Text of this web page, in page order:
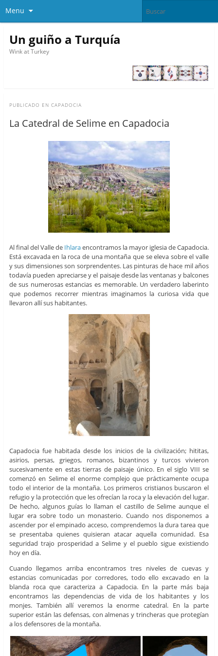
Menu
Un guiño a Turquía
Wink at Turkey
PUBLICADO EN CAPADOCIA
La Catedral de Selime en Capadocia
Al final del Valle de Ihlaraencontramos la mayor iglesia de Capadocia.
Está excavada en la roca de una montaña que se eleva sobre el valle
y sus dimensiones son sorprendentes. Las pinturas de hace mil años
todavía pueden apreciarse y el paisaje desde las ventanas y balcones
de sus numerosas estancias es memorable. Un verdadero laberinto
que podemos recorrer mientras imaginamos la curiosa vida que
llevaron allí sus habitantes.
Capadocia fue habitada desde los inicios de la civilización; hititas,
asirios, persas, griegos, romanos, bizantinos y turcos vivieron
sucesivamente en estas tierras de paisaje único. En el siglo VIII se
comenzó en Selime el enorme complejo que prácticamente ocupa
todo el interior de la montaña. Los primeros cristianos buscaron el
refugio y la protección que les ofrecían la roca y la elevación del lugar.
De hecho, algunos guías lo llaman el castillo de Selime aunque el
lugar era sobre todo un monasterio. Cuando nos disponemos a
ascender por el empinado acceso, comprendemos la dura tarea que
se presentaba quienes quisieran atacar aquella comunidad. Esa
seguridad trajo prosperidad a Selime y el pueblo sigue existiendo
hoy en día.
Cuando llegamos arriba encontramos tres niveles de cuevas y
estancias comunicadas por corredores, todo ello excavado en la
blanda roca que caracteriza a Capadocia. En la parte más baja
encontramos las dependencias de vida de los habitantes y los
monjes. También allí veremos la enorme catedral. En la parte
superior están las defensas, con almenas y trincheras que protegían
a los defensores de la montaña.